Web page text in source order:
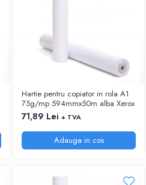
Hartie pentru copiator in rola A1
75g/mp 594mmx50m alba Xerox
71,89 Lei + TVA
Adauga in cos